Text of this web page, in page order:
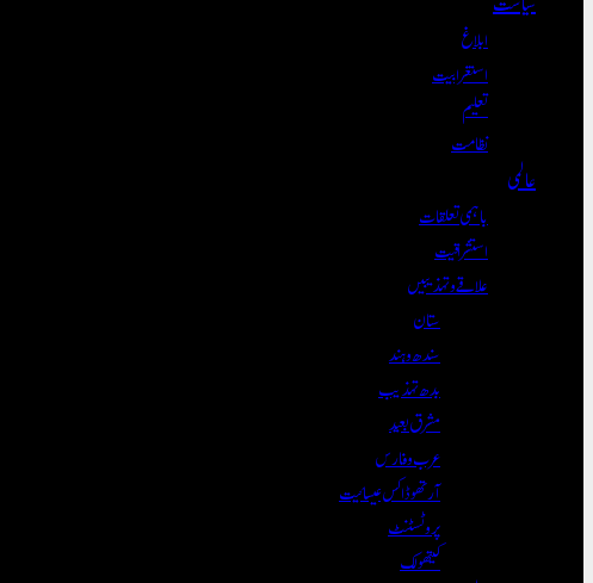
ابلاغ
استغرابیت
تعلیم
نظامت
عالمی
باہمی تعلقات
استشراقیت
علاقے و تہذیبیں
ستان
سندھ و ہند
بدھ تہذیب
مشرق بعید
عرب و فارس
آرتھوڈاکس عیسائیت
پروٹسٹنٹ
کیتھولک